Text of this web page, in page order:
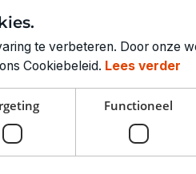
& het
te verbeteren. Door onze
Cookiebeleid. Lees verder
Functioneel